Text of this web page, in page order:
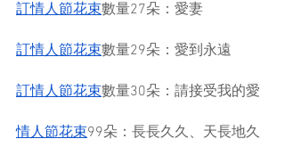
訂情人節花束數量27朵：愛妻
訂情人節花束數量29朵：愛到永遠
訂情人節花束數量30朵：請接受我的愛
情人節花束99朵：長長久久、天長地久